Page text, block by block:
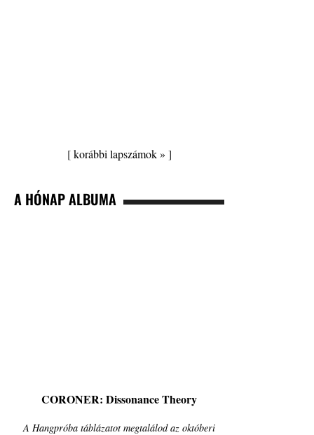
[korábbi lapszámok » ]
A HÓNAP ALBUMA
CORONER: Dissonance Theory
A Hangpróba táblázatot megtalálod az októberi